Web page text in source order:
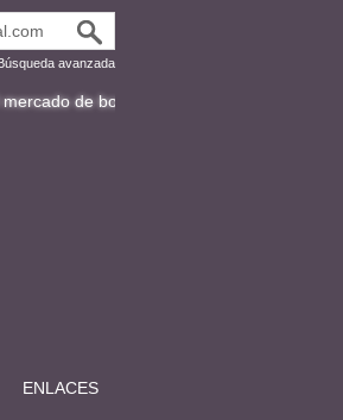
avanzada
en Latinoamérica
ENLACES